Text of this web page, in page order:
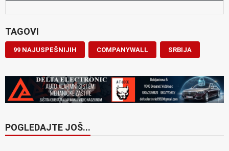
TAGOVI
99 NAJUSPEŠNIJIH COMPANYWALL SRBIJA
POGLEDAJTE JOŠ...